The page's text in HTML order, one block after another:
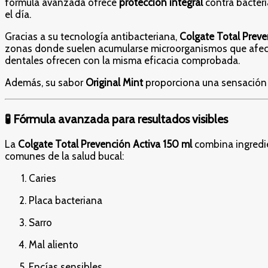
Integral
Todos
los
Días
cantidad
el día.
Gracias a su tecnología antibacteriana, Colgate Total
zonas donde suelen acumularse microorganismos que
dentales ofrecen con la misma eficacia comprobada.
Además, su sabor Original Mintproporciona una
🧪 Fórmula avanzada para resultados visibles
La Colgate Total Prevención Activa 150 mlcombina
comunes de la salud bucal:
Caries
Placa bacteriana
Sarro
Mal aliento